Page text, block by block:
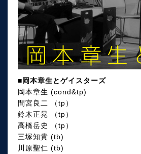
■岡本章生とゲイスターズ
岡本章生 (cond&tp)
間宮良二 （tp）
鈴木正晃 （tp）
高橋岳史 （tp）
三塚知貴 (tb)
川原聖仁 (tb)